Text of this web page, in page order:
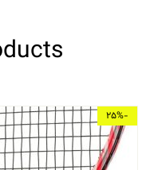
-25%